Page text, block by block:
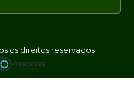
os direitos reservados